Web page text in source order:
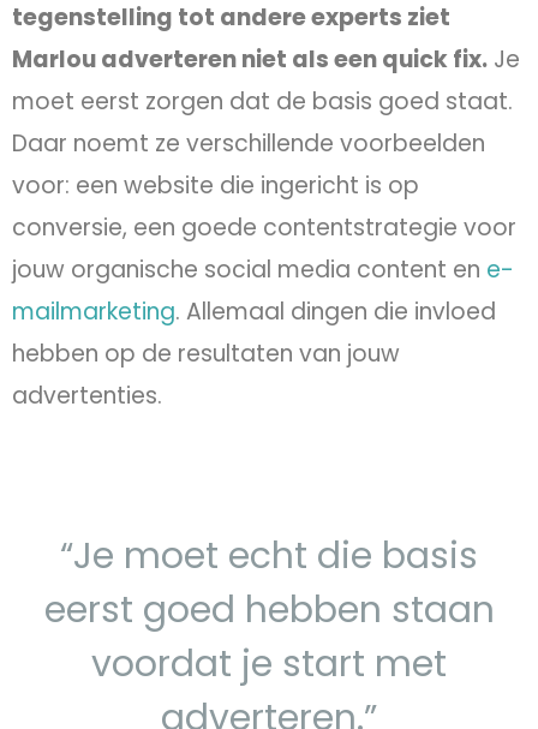
tegenstelling tot andere experts ziet
Marlou adverteren niet als een quick fix. Je
moet eerst zorgen dat de basis goed staat.
Daar noemt ze verschillende voorbeelden
voor: een website die ingericht is op
conversie, een goede contentstrategie voor
jouw organische social media content en e-
mailmarketing. Allemaal dingen die invloed
hebben op de resultaten van jouw
advertenties.
“Je moet echt die basis
eerst goed hebben staan
voordat je start met
adverteren.”